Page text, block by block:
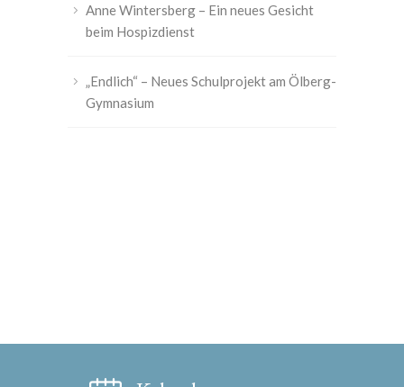
Anne Wintersberg – Ein neues Gesicht
beim Hospizdienst
„Endlich“ – Neues Schulprojekt am Ölberg-
Gymnasium